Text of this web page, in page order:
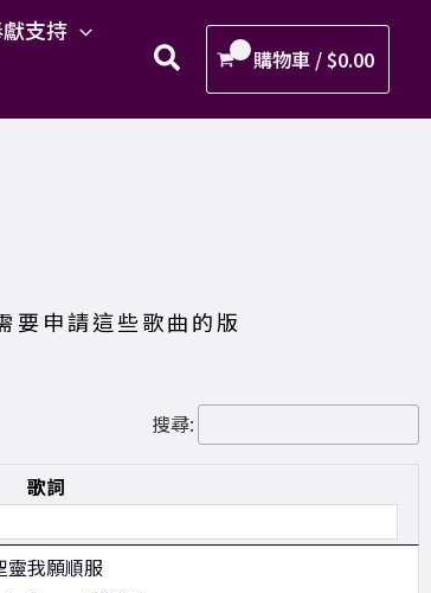
支持
購物車 /$0.00
要申請這些歌曲的版
搜尋:
歌詞
靈我願順服